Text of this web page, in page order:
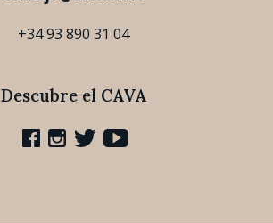
+34 93 890 31 04
Descubre el CAVA